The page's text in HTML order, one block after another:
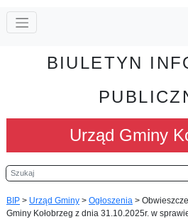
BIULETYN
Urząd Gminy
Szukaj
BIP > Urząd Gminy > Ogłoszenia >
Gminy Kołobrzeg z dnia 31.10.2025r. w